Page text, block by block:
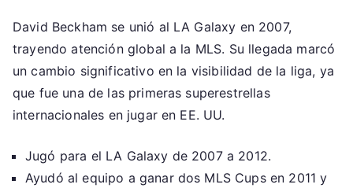
David Beckham se unió al LA Galaxy en 2007,
trayendo atención global a la MLS. Su llegada marcó
un cambio significativo en la visibilidad de la liga, ya
que fue una de las primeras superestrellas
internacionales en jugar en EE. UU.
Jugó para el LA Galaxy de 2007 a 2012.
Ayudó al equipo a ganar dos MLS Cups en 2011 y